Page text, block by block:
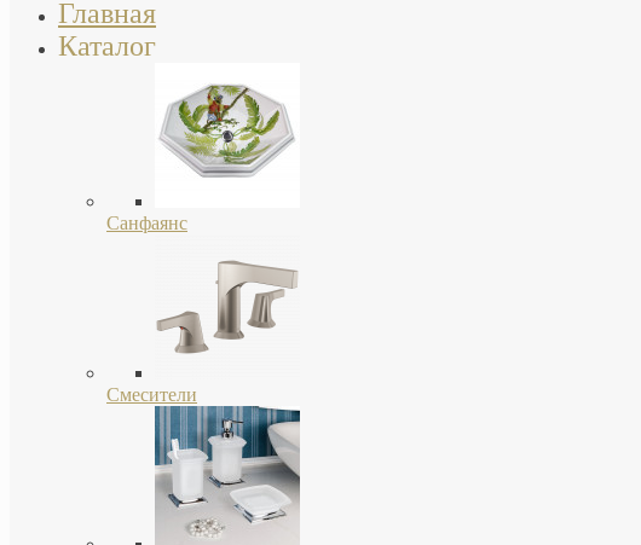
Главная
Каталог
Санфаянс
Смесители